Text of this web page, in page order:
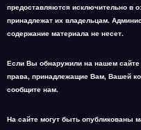
предоставляются исключительно в
принадлежат их владельцам.
содержание материала не несет.
Если Вы обнаружили на нашем
права, принадлежащие Вам, Вашей
сообщите нам.
На сайте могут быть опубликованы